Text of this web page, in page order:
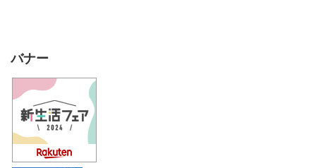
バナー